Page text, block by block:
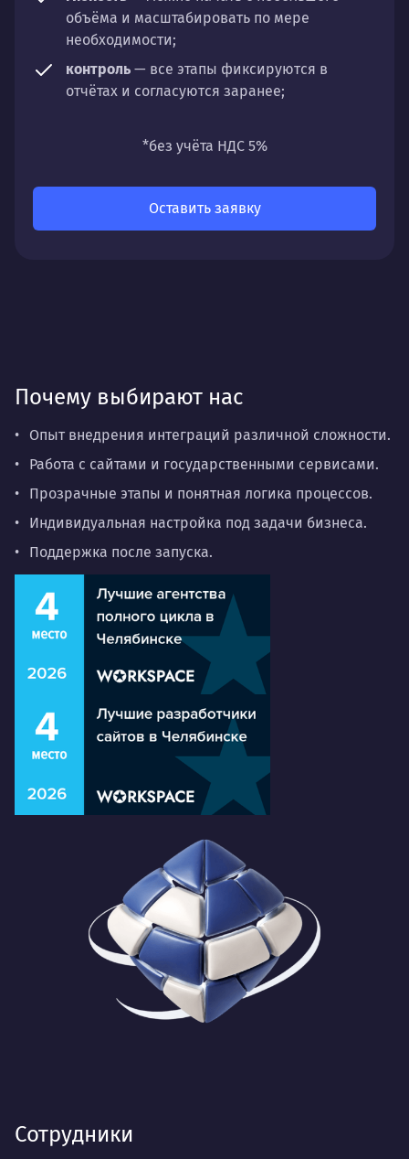
объёма и масштабировать по мере
необходимости;
контроль — все этапы фиксируются в
отчётах и согласуются заранее;
направлений: стратегии, настройки,
*без учёта НДС 5%
Оставить заявку
Почему выбирают нас
Опыт внедрения интеграций различной сложности.
Работа с сайтами и государственными сервисами.
Прозрачные этапы и понятная логика процессов.
Индивидуальная настройка под задачи бизнеса.
Поддержка после запуска.
Сотрудники